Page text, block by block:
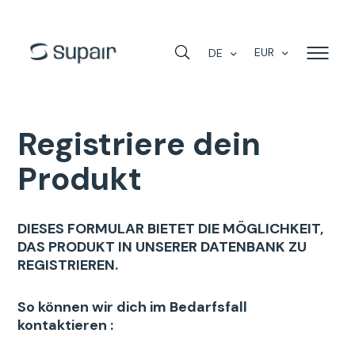
DE EUR
Registriere dein
Produkt
DIESES FORMULAR BIETET DIE MÖGLICHKEIT,
DAS PRODUKT IN UNSERER DATENBANK ZU
REGISTRIEREN.
So können wir dich im Bedarfsfall
kontaktieren :